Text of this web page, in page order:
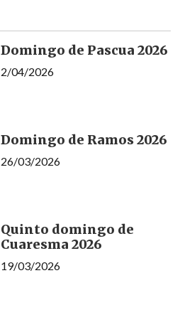
Domingo de Pascua 2026
2/04/2026
Domingo de Ramos 2026
26/03/2026
Quinto domingo de
Cuaresma 2026
19/03/2026